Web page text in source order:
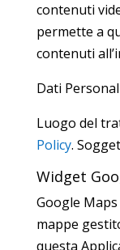
contenuti
permette a
contenuti
Dati
Luogo del
Policy.
Widget
Google
mappe
questa